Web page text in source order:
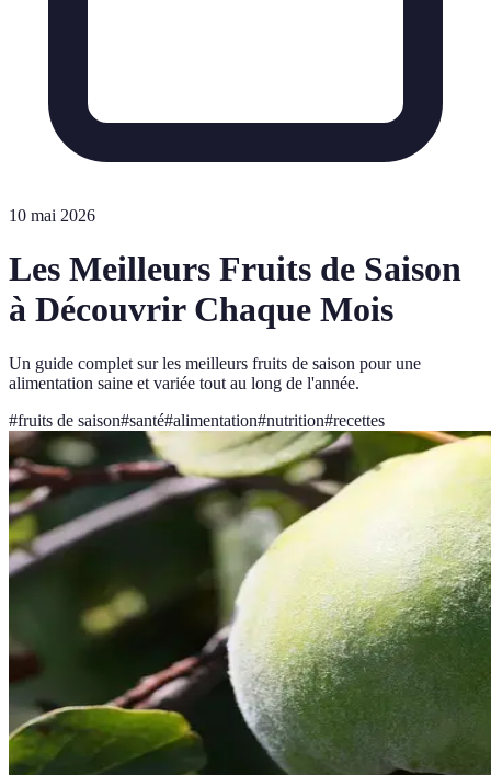
10 mai 2026
Les Meilleurs Fruits de Saison
à Découvrir Chaque Mois
Un guide complet sur les meilleurs fruits de saison pour une
alimentation saine et variée tout au long de l'année.
#fruits de saison#santé#alimentation#nutrition#recettes